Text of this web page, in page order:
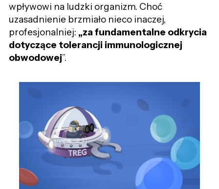
wpływowi na ludzki organizm. Choć
uzasadnienie brzmiało nieco inaczej,
profesjonalniej: „zafundamentalne odkrycia
dotyczące tolerancji immunologicznej
obwodowej”.